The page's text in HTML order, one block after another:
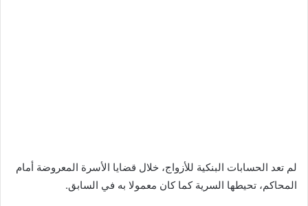
لم تعد الحسابات البنكية للأزواج، خلال قضايا الأسرة المعروضة أمام
المحاكم، تحيطها السرية كما كان معمولا به في السابق.